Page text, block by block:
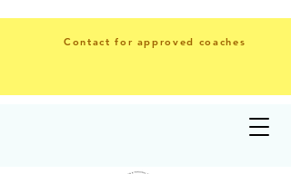
Contact for approved coaches